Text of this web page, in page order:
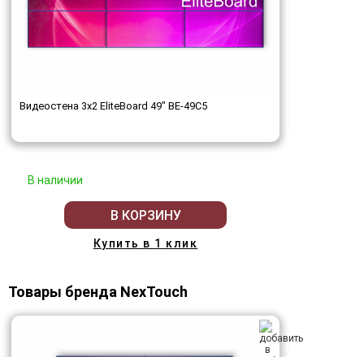
Видеостена 3x2 EliteBoard 49" BE-49C5
В наличии
В КОРЗИНУ
Купить в 1 клик
Товары бренда NexTouch